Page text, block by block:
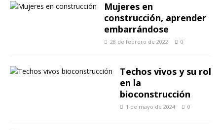
Mujeres en
construcción, aprender
embarrándose
28 de febrero de 2022 0
Techos vivos y su rol
en la
bioconstrucción
1 de mayo de 2024 0